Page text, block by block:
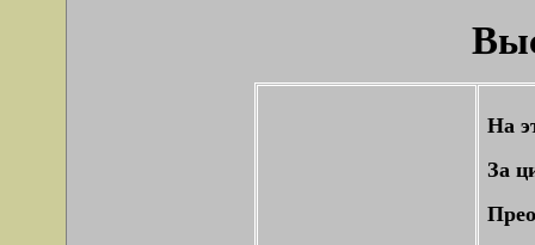
На
За